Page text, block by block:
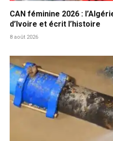
CAN féminine 2026 :
d’Ivoire et écrit l’histoire
8 août 2026